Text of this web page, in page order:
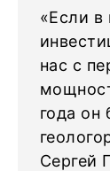
«Если в
нас с
года он
Сергей